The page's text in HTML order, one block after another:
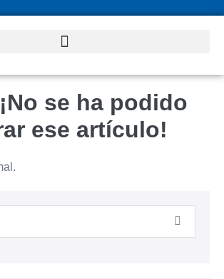
se ha podido
ese artículo!